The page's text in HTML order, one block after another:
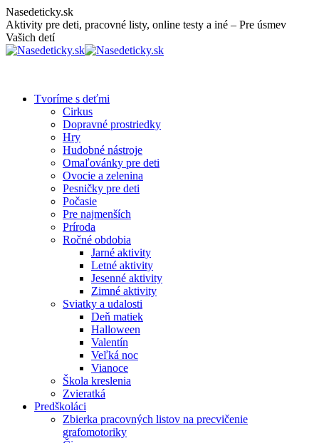
Skip
to
content
Nasedeticky.sk
Aktivity pre deti, pracovné listy, online testy a iné – Pre úsmev
Vašich detí
Tvoríme s deťmi
Cirkus
Dopravné prostriedky
Hry
Hudobné nástroje
Omaľovánky pre deti
Ovocie a zelenina
Pesničky pre deti
Počasie
Pre najmenších
Príroda
Ročné obdobia
Jarné aktivity
Letné aktivity
Jesenné aktivity
Zimné aktivity
Sviatky a udalosti
Deň matiek
Halloween
Valentín
Veľká noc
Vianoce
Škola kreslenia
Zvieratká
Predškoláci
Zbierka pracovných listov na precvičenie
grafomotoriky